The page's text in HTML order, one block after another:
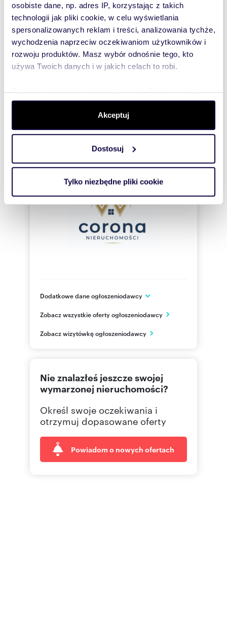
osobiste dane, np. adres IP, korzystając z takich
technologii jak pliki cookie, w celu wyświetlania
spersonalizowanych reklam i treści, analizowania tychże,
wychodzenia naprzeciw oczekiwaniom użytkowników i
rozwoju produktów. Masz wybór odnośnie tego, kto
używa Twoich danych i w jakich celach to robi.
dane są przetwarzane oraz ustaw własne preferencje w
. W Deklaracji plików cookie możesz
zmienić lub wycofać swoją zgodę w dowolnej chwili.
Wykorzystujemy pliki cookie do spersonalizowania treści
i reklam, aby oferować funkcje społecznościowe i
korzystasz z naszej witryny, udostępniamy partnerom
Partnerzy mogą połączyć te informacje z innymi danymi
otrzymanymi od Ciebie lub uzyskanymi podczas
korzystania z ich usług.
Akceptuj
Dostosuj
Tylko niezbędne pliki cookie
Zostaw telefon, oddzwonimy
bezpłatnie
Zatwierdź
Informacje o ogłoszeniodawcy
Dodatkowe dane ogłoszeniodawcy
Warszawa
PL
Zobacz wszystkie oferty ogłoszeniodawcy
Zobacz wizytówkę ogłoszeniodawcy
Nie znalazłeś jeszcze swojej
wymarzonej nieruchomości?
Określ swoje oczekiwania i
otrzymuj dopasowane oferty
Powiadom o nowych ofertach